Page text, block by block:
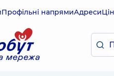
Профільні напрямиАдреси